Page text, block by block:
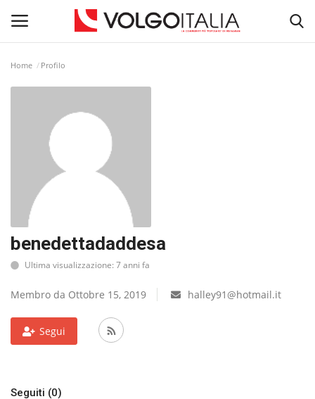
La Community
Territorio
Il Fondatore
Dicono di noi
Volgo Academy
Home Profilo
benedettadaddesa
Ultima visualizzazione: 7 anni fa
Membro da Ottobre 15, 2019 halley91@hotmail.it
Segui
Seguiti (0)